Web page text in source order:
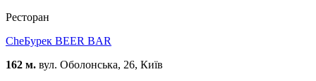
Ресторан
CheБурек BEER BAR
162 м. вул. Оболонська, 26, Київ